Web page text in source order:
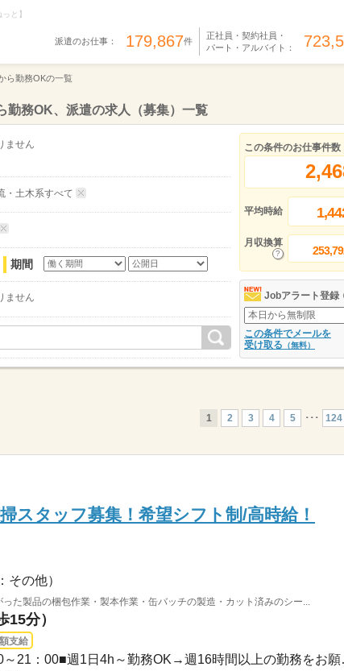
と】
派遣のお仕事： 179,867件
正社員・契約社員・
パート・アルバイト：
ら勤務OKの一覧
勤務OK、派遣の求人（募集）一覧
ません
・土木系すべて
期間
ません
この条件のお仕事件数
平均時給
月収換算
Jobアラート登録
この条件でメールを
受け取る （無料）
1 2 3 4 5 ･･･ 124
スタッフ募集！希望シフト制/高時給！
その他）
た製品の梱包作業・製本作業・缶バッチの製造・カット済みのシー...
分）
支給
長期 / ・